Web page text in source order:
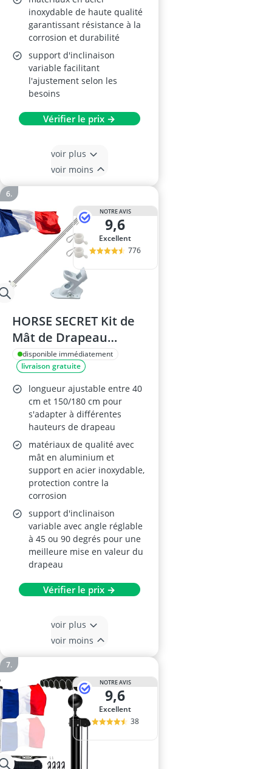
inoxydable de haute qualité
garantissant résistance à la
corrosion et durabilité
support d'inclinaison
variable facilitant
l'ajustement selon les
besoins
Vérifier le prix →
voir plus
voir moins
NOTRE AVIS
9,6
Excellent
776
HORSE SECRET Kit de
Mât de Drapeau
150cm
disponible immédiatement
livraison gratuite
longueur ajustable entre 40
cm et 150/180 cm pour
s'adapter à différentes
hauteurs de drapeau
matériaux de qualité avec
mât en aluminium et
support en acier inoxydable,
protection contre la
corrosion
support d'inclinaison
variable avec angle réglable
à 45 ou 90 degrés pour une
meilleure mise en valeur du
drapeau
Vérifier le prix →
voir plus
voir moins
NOTRE AVIS
9,6
Excellent
38